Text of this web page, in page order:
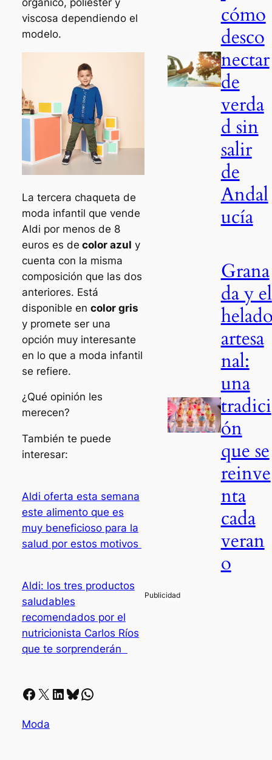
orgánico, poliéster y
viscosa dependiendo el
modelo.
La tercera chaqueta de
moda infantil que vende
Aldi por menos de 8
euros es de color azul y
cuenta con la misma
composición que las dos
anteriores. Está
disponible en color gris
y promete ser una
opción muy interesante
en lo que a moda infantil
se refiere.
¿Qué opinión les
merecen?
También te puede
interesar:
Aldi oferta esta semana
este alimento que es
muy beneficioso para la
salud por estos motivos
Aldi: los tres productos
saludables
recomendados por el
nutricionista Carlos Ríos
que te sorprenderán
Facebook X LinkedIn Bluesky Whatsapp
Moda
cómo
desco
nectar
de
verda
d sin
salir
de
Andal
ucía
Grana
da y el
artesa
nal:
una
tradici
ón
que se
reinve
nta
cada
veran
o